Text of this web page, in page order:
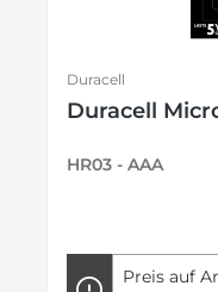
Duracell
Duracell
HR03 - AAA
Preis auf